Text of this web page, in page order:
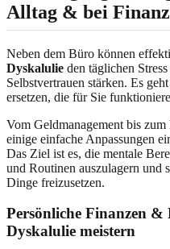
Alltag & bei
Neben dem Büro können
Dyskalulie den täglichen
Selbstvertrauen stärken. Es
ersetzen, die für Sie
Vom Geldmanagement bis
einige einfache Anpassungen
Das Ziel ist es, die mentale
und Routinen auszulagern und
Dinge freizusetzen.
Persönliche Finanzen
Dyskalulie meistern